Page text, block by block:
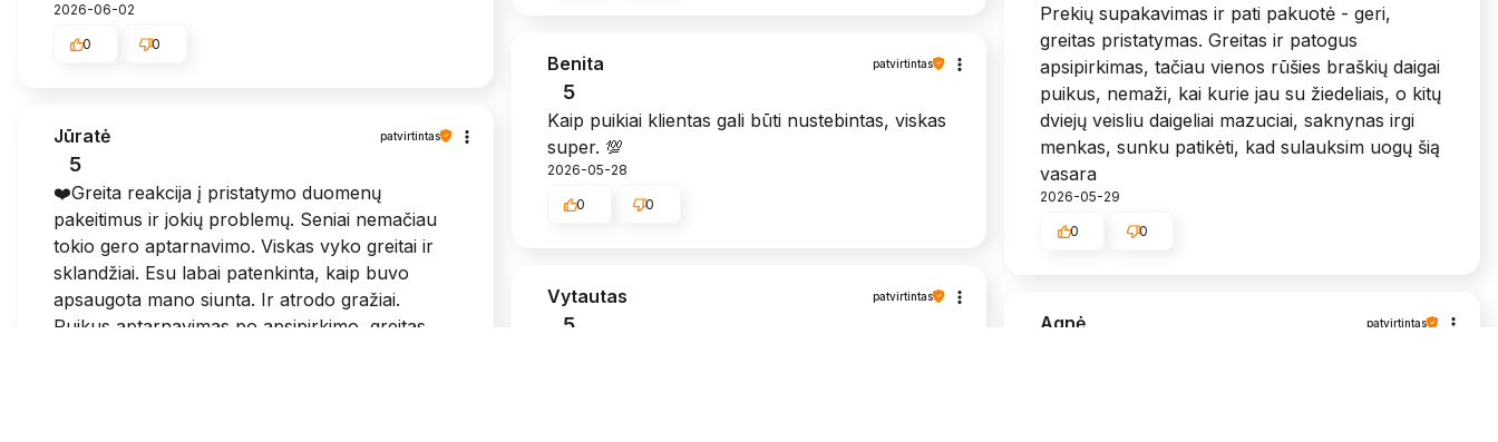
2026-06-02
0 0
Prekių supakavimas ir pati pakuotė - geri,
greitas pristatymas. Greitas ir patogus
apsipirkimas, tačiau vienos rūšies braškių daigai
puikus, nemaži, kai kurie jau su žiedeliais, o kitų
dviejų veisliu daigeliai mazuciai, saknynas irgi
menkas, sunku patikėti, kad sulauksim uogų šią
vasara
2026-05-29
0 0
Benita patvirtintas
5
Kaip puikiai klientas gali būti nustebintas, viskas
super. 💯
2026-05-28
0 0
Jūratė patvirtintas
5
❤️Greita reakcija į pristatymo duomenų
pakeitimus ir jokių problemų. Seniai nemačiau
tokio gero aptarnavimo. Viskas vyko greitai ir
sklandžiai. Esu labai patenkinta, kaip buvo
apsaugota mano siunta. Ir atrodo gražiai.
Puikus aptarnavimas po apsipirkimo, greitas
Vytautas patvirtintas
5 Agnė patvirtintas